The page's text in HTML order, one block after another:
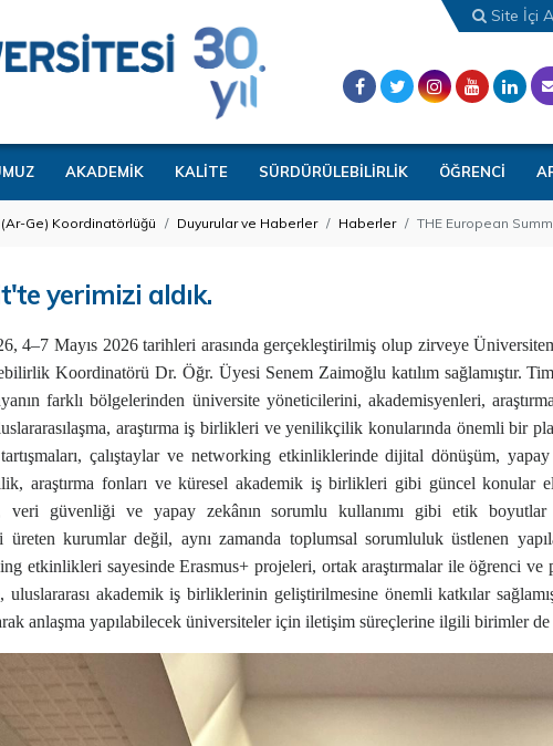
Site İçi
AKADEMİK KALİTE SÜRDÜRÜLEBİLİRLİK ÖĞRENCİ
Ge) Koordinatörlüğü Duyurular ve Haberler Haberler THE European
yerimizi aldık.
4–7 Mayıs 2026 tarihleri arasında gerçekleştirilmiş olup zirveye
Koordinatörü Dr. Öğr. Üyesi Senem Zaimoğlu katılım sağlamıştır.
farklı bölgelerinden üniversite yöneticilerini, akademisyenleri,
araştırma iş birlikleri ve yenilikçilik konularında önemli bir
çalıştaylar ve networking etkinliklerinde dijital dönüşüm,
araştırma fonları ve küresel akademik iş birlikleri gibi güncel konular
veri güvenliği ve yapay zekânın sorumlu kullanımı gibi etik boyutlar
kurumlar değil, aynı zamanda toplumsal sorumluluk üstlenen
etkinlikleri sayesinde Erasmus+ projeleri, ortak araştırmalar ile öğrenci ve
akademik iş birliklerinin geliştirilmesine önemli katkılar
anlaşma yapılabilecek üniversiteler için iletişim süreçlerine ilgili birimler